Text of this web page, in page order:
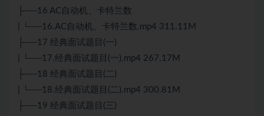
├──16 AC自动机、卡特兰数
| └──16.AC自动机、卡特兰数.mp4 311.11M
├──17 经典 面试 题目(一)
| └──17.经典 面试 题目(一).mp4 267.17M
├──18 经典面试题目(二)
| └──18.经典面试题目(二).mp4 300.81M
├──19 经典面试题目(三)